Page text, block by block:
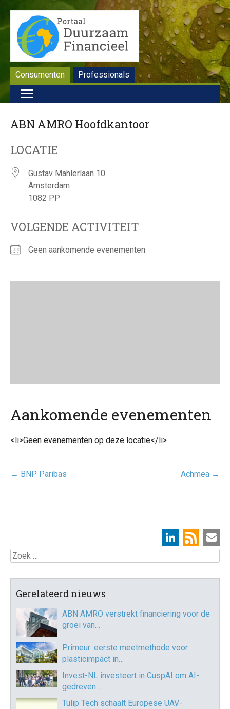
Consumenten Professionals
ABN AMRO Hoofdkantoor
LOCATIE
Gustav Mahlerlaan 10
Amsterdam
1082 PP
VOLGENDE ACTIVITEIT
Geen aankomende evenementen
Aankomende evenementen
<li>Geen evenementen op deze locatie</li>
Post
← BNP Paribas Achmea →
Zoek
Gerelateerd nieuws
ABN AMRO verstrekt financiering voor de
groei van…
Primeur: eerste meetmethode voor
plasticimpact in…
Invest-NL investeert in CuspAI om AI-
gedreven…
Tulip Tech schaalt Europese UAV-